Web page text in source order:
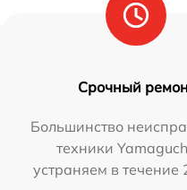
Срочный
Большинство
техники
устраняем в течение